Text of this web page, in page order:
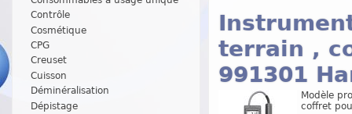
Contrôle
Cosmétique
CPG
Creuset
Cuisson
Déminéralisation
Dépistage
terrain ,
991301
Modèle
coffret